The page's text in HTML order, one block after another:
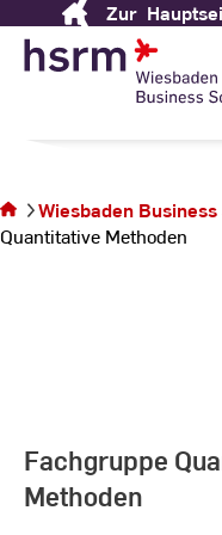
Content
Zur
Wiesbaden
School
sich auf der
Seite
Wiesbaden
Quantitative Methoden
Fachgruppe
Methoden